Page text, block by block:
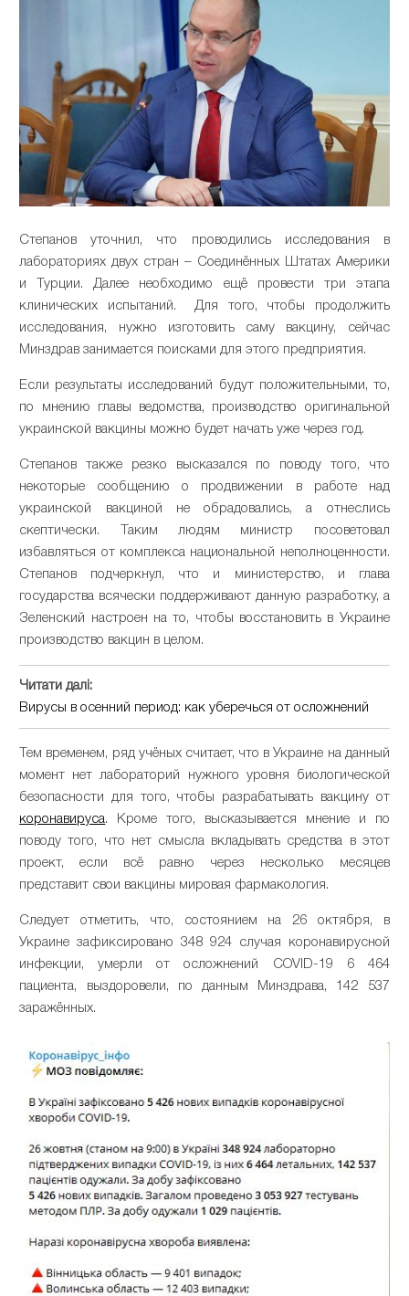
Степанов уточнил, что проводились исследования в
лабораториях двух стран – Соединённых Штатах Америки
и Турции. Далее необходимо ещё провести три этапа
клинических испытаний. Для того, чтобы продолжить
исследования, нужно изготовить саму вакцину, сейчас
Минздрав занимается поисками для этого предприятия.
Если результаты исследований будут положительными, то,
по мнению главы ведомства, производство оригинальной
украинской вакцины можно будет начать уже через год.
Степанов также резко высказался по поводу того, что
некоторые сообщению о продвижении в работе над
украинской вакциной не обрадовались, а отнеслись
скептически. Таким людям министр посоветовал
избавляться от комплекса национальной неполноценности.
Степанов подчеркнул, что и министерство, и глава
государства всячески поддерживают данную разработку, а
Зеленский настроен на то, чтобы восстановить в Украине
производство вакцин в целом.
Читати далі:
Вирусы в осенний период: как уберечься от осложнений
Тем временем, ряд учёных считает, что в Украине на данный
момент нет лабораторий нужного уровня биологической
безопасности для того, чтобы разрабатывать вакцину от
коронавируса. Кроме того, высказывается мнение и по
поводу того, что нет смысла вкладывать средства в этот
проект, если всё равно через несколько месяцев
представит свои вакцины мировая фармакология.
Следует отметить, что, состоянием на 26 октября, в
Украине зафиксировано 348 924 случая коронавирусной
инфекции, умерли от осложнений COVID-19 6 464
пациента, выздоровели, по данным Минздрава, 142 537
заражённых.